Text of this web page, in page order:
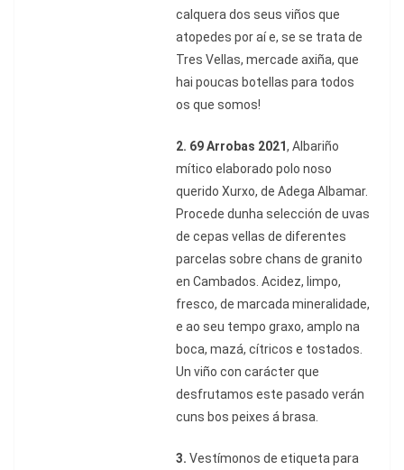
calquera dos seus viños que
atopedes por aí e, se se trata de
Tres Vellas, mercade axiña, que
hai poucas botellas para todos
os que somos!
2. 69 Arrobas 2021, Albariño
mítico elaborado polo noso
querido Xurxo, de Adega Albamar.
Procede dunha selección de uvas
de cepas vellas de diferentes
parcelas sobre chans de granito
en Cambados. Acidez, limpo,
fresco, de marcada mineralidade,
e ao seu tempo graxo, amplo na
boca, mazá, cítricos e tostados.
Un viño con carácter que
desfrutamos este pasado verán
cuns bos peixes á brasa.
3. Vestímonos de etiqueta para